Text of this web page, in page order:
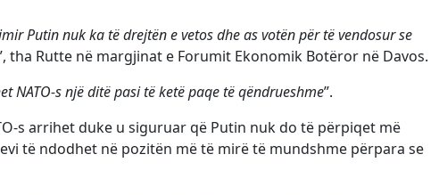
Putin nuk ka të drejtën e vetos dhe as votën për të vendosur se
tha Rutte në margjinat e Forumit Ekonomik Botëror në Davos.
NATO-s një ditë pasi të ketë paqe të qëndrueshme”.
s arrihet duke u siguruar që Putin nuk do të përpiqet më
të ndodhet në pozitën më të mirë të mundshme përpara se